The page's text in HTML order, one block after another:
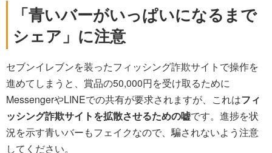
「青いバーがいっぱいになるまで
シェア」に注意
セブンイレブンを装ったフィッシング詐欺サイトで操作を
進めてしまうと、賞品の50,000円を受け取るために
MessengerやLINEでの共有が要求されますが、これはフィ
ッシング詐欺サイトを拡散させるための嘘です。進捗を状
況を示す青いバーもフェイクなので、騙されないよう注意
してください。